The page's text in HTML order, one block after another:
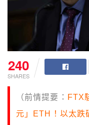
240
SHARES
（前情提要： FTX
元」ETH！以太